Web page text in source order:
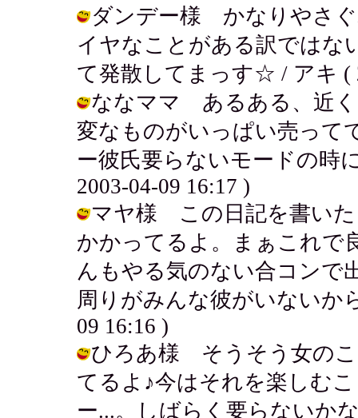
ダンデー様 かなりやさぐ
イヤなことがある訳ではな
て発散してまっす☆ / アキ (
ななママ あるある、近く
変なものがいっぱい売って
ー彼氏要らないモードの時
2003-04-09 16:17 )
マヤ様 この日記を書いた
かかってるよ。まぁこれで
んもやる気のない合コンで
周りがみんな彼がいないか
09 16:16 )
ひろあ様 そうそう女のこ
てるよ♪今はそれを楽しむ
ー...。しばらく要らないか